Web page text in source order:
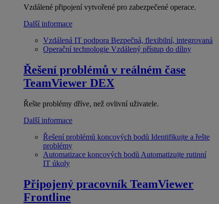
Vzdálené připojení vytvořené pro zabezpečené operace.
Další informace
Vzdálená IT podpora Bezpečná, flexibilní, integrovaná
Operační technologie Vzdálený přístup do dílny
Řešení problémů v reálném čase
TeamViewer DEX
Řešte problémy dříve, než ovlivní uživatele.
Další informace
Řešení problémů koncových bodů Identifikujte a řešte
problémy
Automatizace koncových bodů Automatizujte rutinní
IT úkoly
Připojený pracovník TeamViewer
Frontline